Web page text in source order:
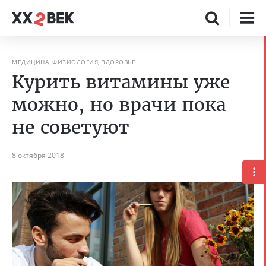
МЕДИЦИНА, ФИЗИОЛОГИЯ, ЗДОРОВЬЕ
Курить витамины уже
можно, но врачи пока
не советуют
8 октября 2018